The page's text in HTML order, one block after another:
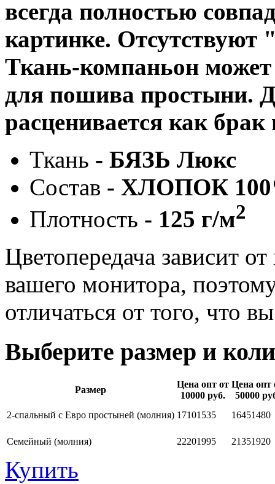
всегда полностью
картинке.
Ткань-компаньон
для пошива простыни.
расценивается как
Ткань - БЯЗЬ Люкс
Состав - ХЛОПОК
Плотность - 125 г/м2
Цветопередача зависит
вашего монитора,
отличаться от того, что
Выберите размер и
Размер
Цена опт от
10000 руб.
Цена опт
50000
2-спальный с Евро простыней (молния) 17101535 16451480
Семейный (молния) 22201995 21351920
Купить